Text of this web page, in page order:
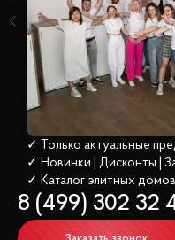
✓ Только актуальные
✓ Новинки | Дисконты |
✓ Каталог элитных домов
8 (499) 302 32